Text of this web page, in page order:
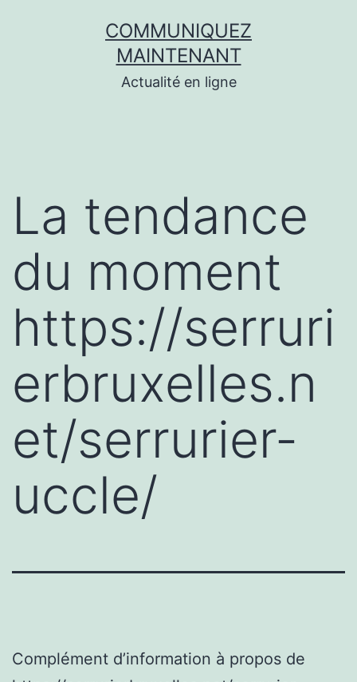
COMMUNIQUEZ
MAINTENANT
Actualité en ligne
La tendance
du moment
https://serruri
erbruxelles.n
et/serrurier-
uccle/
Complément d’information à propos de